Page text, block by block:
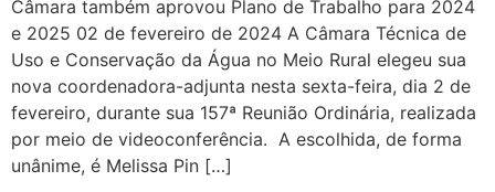
Câmara também aprovou Plano de Trabalho para 2024
e 2025 02 de fevereiro de 2024 A Câmara Técnica de
Uso e Conservação da Água no Meio Rural elegeu sua
nova coordenadora-adjunta nesta sexta-feira, dia 2 de
fevereiro, durante sua 157ª Reunião Ordinária, realizada
por meio de videoconferência. A escolhida, de forma
unânime, é Melissa Pin […]